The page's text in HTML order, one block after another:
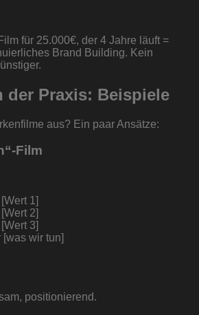
für 25.000€, der 4 Jahre läuft =
Brand Building. Kein
der Praxis: Beispiele
aus? Ein paar Ansätze:
Film
1]
2]
3]
wir tun]
positionierend.